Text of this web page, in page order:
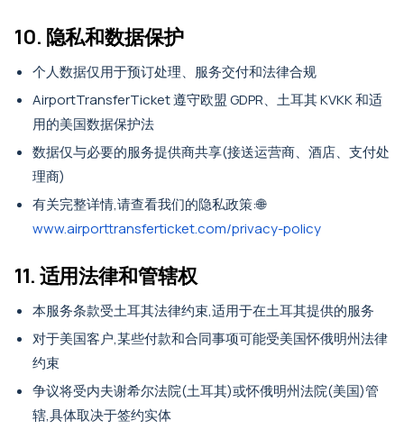
10. 隐私和数据保护
个人数据仅用于预订处理、服务交付和法律合规
AirportTransferTicket 遵守欧盟 GDPR、土耳其 KVKK 和适
用的美国数据保护法
数据仅与必要的服务提供商共享(接送运营商、酒店、支付处
理商)
有关完整详情,请查看我们的隐私政策:🌐
www.airporttransferticket.com/privacy-policy
11. 适用法律和管辖权
本服务条款受土耳其法律约束,适用于在土耳其提供的服务
对于美国客户,某些付款和合同事项可能受美国怀俄明州法律
约束
争议将受内夫谢希尔法院(土耳其)或怀俄明州法院(美国)管
辖,具体取决于签约实体